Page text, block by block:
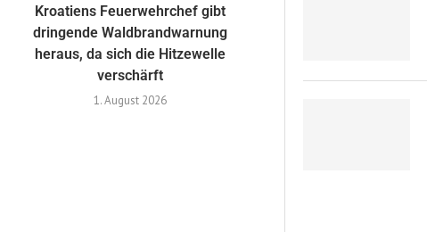
Kroatiens Feuerwehrchef gibt
dringende Waldbrandwarnung
heraus, da sich die Hitzewelle
verschärft
1. August 2026